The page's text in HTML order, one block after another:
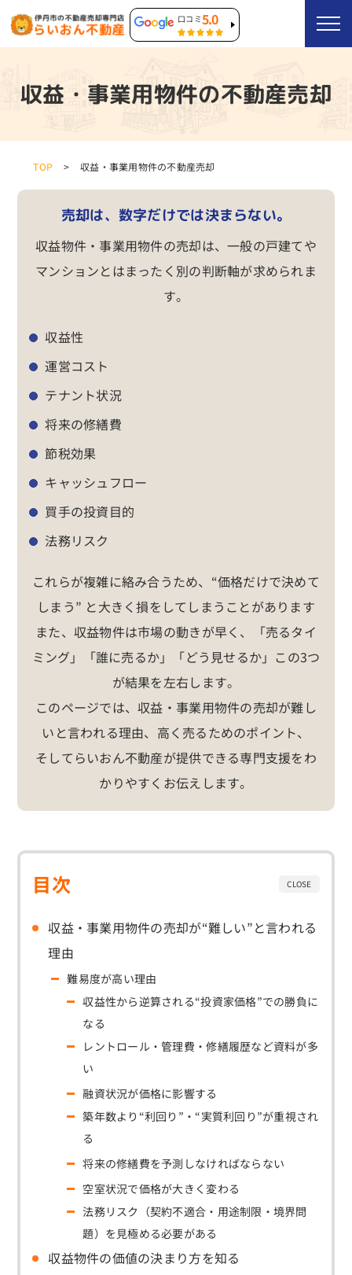
口コミ5.0
収益・事業用物件の不動産売却
TOP 収益・事業用物件の不動産売却
売却は、数字だけでは決まらない。
収益物件・事業用物件の売却は、一般の戸建てや
マンションとはまったく別の判断軸が求められま
す。
収益性
運営コスト
テナント状況
将来の修繕費
節税効果
キャッシュフロー
買手の投資目的
法務リスク
これらが複雑に絡み合うため、“価格だけで決めて
しまう” と大きく損をしてしまうことがあります
また、収益物件は市場の動きが早く、「売るタイ
ミング」「誰に売るか」「どう見せるか」この3つ
が結果を左右します。
このページでは、収益・事業用物件の売却が難し
いと言われる理由、高く売るためのポイント、
そしてらいおん不動産が提供できる専門支援をわ
かりやすくお伝えします。
目次
収益・事業用物件の売却が“難しい”と言われる
理由
難易度が高い理由
収益性から逆算される“投資家価格”での勝負に
なる
レントロール・管理費・修繕履歴など資料が多
い
融資状況が価格に影響する
築年数より“利回り”・“実質利回り”が重視され
る
将来の修繕費を予測しなければならない
空室状況で価格が大きく変わる
法務リスク（契約不適合・用途制限・境界問
題）を見極める必要がある
収益物件の価値の決まり方を知る